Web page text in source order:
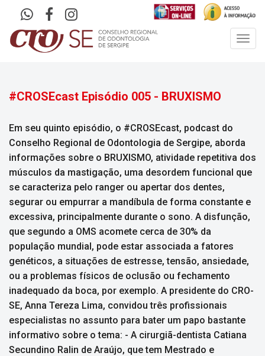
#CROSEcast Episódio 005 - BRUXISMO
Em seu quinto episódio, o #CROSEcast, podcast do
Conselho Regional de Odontologia de Sergipe, aborda
informações sobre o BRUXISMO, atividade repetitiva dos
músculos da mastigação, uma desordem funcional que
se caracteriza pelo ranger ou apertar dos dentes,
segurar ou empurrar a mandíbula de forma constante e
excessiva, principalmente durante o sono. A disfunção,
que segundo a OMS acomete cerca de 30% da
população mundial, pode estar associada a fatores
genéticos, a situações de estresse, tensão, ansiedade,
ou a problemas físicos de oclusão ou fechamento
inadequado da boca, por exemplo. A presidente do CRO-
SE, Anna Tereza Lima, convidou três profissionais
especialistas no assunto para bater um papo bastante
informativo sobre o tema: - A cirurgiã-dentista Catiana
Secundino Ralin de Araújo, que tem Mestrado e